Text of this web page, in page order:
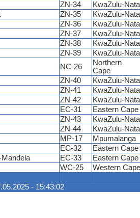
- 15:43:02
ZN-34
KwaZulu-
ZN-35
KwaZulu-
ZN-36
KwaZulu-
ZN-37
KwaZulu-
ZN-38
KwaZulu-
ZN-39
KwaZulu-
NC-26
Northern
Cape
ZN-40
KwaZulu-
ZN-41
KwaZulu-
ZN-42
KwaZulu-
EC-31
Eastern Cape
ZN-43
KwaZulu-
ZN-44
KwaZulu-
MP-17
Mpumalanga
EC-32
Eastern Cape
EC-33
Eastern Cape
WC-25 Western